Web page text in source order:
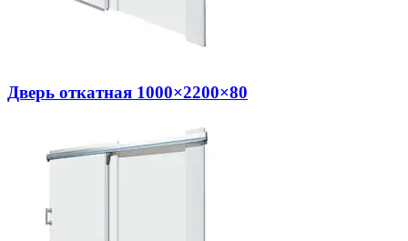
Дверь откатная 1000×2200×80